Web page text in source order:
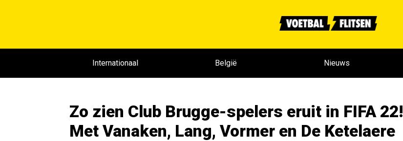
Internationaal België Nieuws
Zo zien Club Brugge-spelers eruit in FIFA 22!
Met Vanaken, Lang, Vormer en De Ketelaere